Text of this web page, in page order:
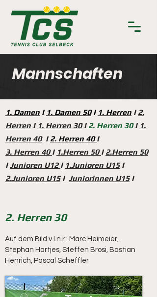
Mannschaften
1. Damen I 1. Damen 50I 1. Herren I 2.
Herren I 1. Herren 30I 2. Herren 30I 1.
Herren 40 I 2. Herren 40 I
3. Herren 40I 1.Herren 50I 2.Herren 50
IJunioren U12I 1.Junioren U15I
2.Junioren U15I Juniorinnen U15I
2. Herren 30
Auf dem Bild v.l.n.r : Marc Heimeier,
Stephan Hartjes, Steffen Brosi, Bastian
Henrich, Pascal Scheffler